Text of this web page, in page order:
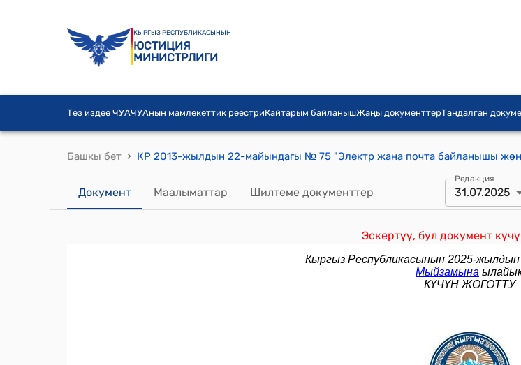
КЫРГЫЗ РЕСПУБЛИКАСЫНЫН
ЮСТИЦИЯ
МИНИСТРЛИГИ
Тез издөө ЧУАЧУАнын мамлекеттик реестриКайтарым байланышЖаңы документтерТандалган
Башкы бет ›
Документ Маалыматтар Шилтеме документтер
Редакция
31.07.2025
Эскертүү, бул документ